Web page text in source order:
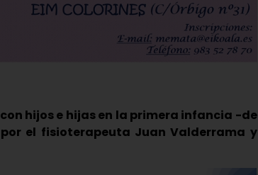
hijos e hijas en la primera infancia -de
el fisioterapeuta Juan Valderrama y